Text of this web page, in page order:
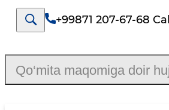
+99871 207-67-68
Qo‘mita maqomiga doir